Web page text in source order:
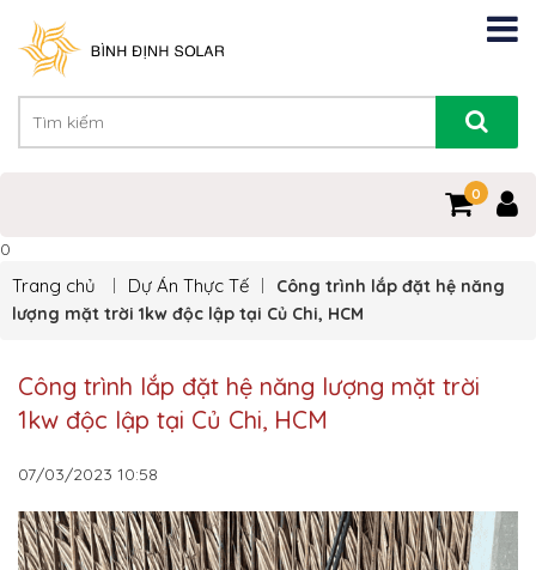
0
0
Trang chủ Dự Án Thực Tế
Công trình lắp đặt hệ năng
lượng mặt trời 1kw độc lập tại Củ Chi, HCM
Công trình lắp đặt hệ năng lượng mặt trời
1kw độc lập tại Củ Chi, HCM
07/03/2023 10:58